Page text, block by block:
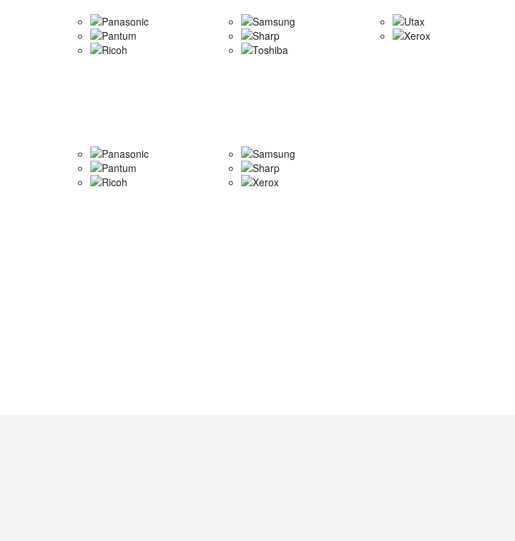
Panasonic
Pantum
Ricoh
Samsung
Sharp
Toshiba
Utax
Xerox
Panasonic
Pantum
Ricoh
Samsung
Sharp
Xerox